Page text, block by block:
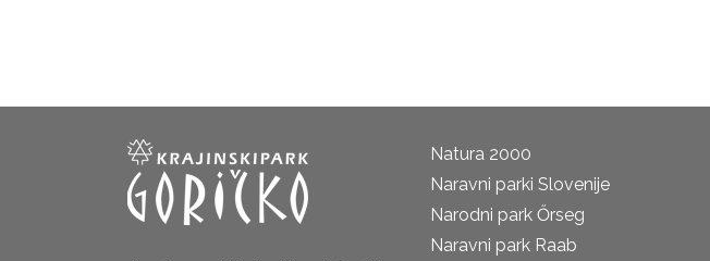
Natura 2000
Naravni parki Slovenije
Narodni park Őrseg
Naravni park Raab